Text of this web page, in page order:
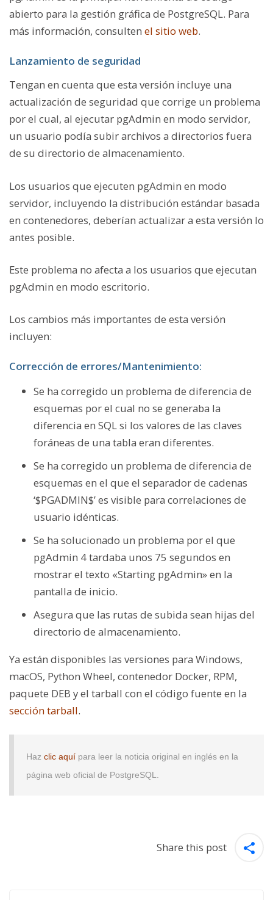
abierto para la gestión gráfica de PostgreSQL. Para
más información, consulten el sitio web.
Lanzamiento de seguridad
Tengan en cuenta que esta versión incluye una
actualización de seguridad que corrige un problema
por el cual, al ejecutar pgAdmin en modo servidor,
un usuario podía subir archivos a directorios fuera
de su directorio de almacenamiento.
Los usuarios que ejecuten pgAdmin en modo
servidor, incluyendo la distribución estándar basada
en contenedores, deberían actualizar a esta versión lo
antes posible.
Este problema no afecta a los usuarios que ejecutan
pgAdmin en modo escritorio.
Los cambios más importantes de esta versión
incluyen:
Corrección de errores/Mantenimiento:
Se ha corregido un problema de diferencia de
esquemas por el cual no se generaba la
diferencia en SQL si los valores de las claves
foráneas de una tabla eran diferentes.
Se ha corregido un problema de diferencia de
esquemas en el que el separador de cadenas
‘$PGADMIN$’ es visible para correlaciones de
usuario idénticas.
Se ha solucionado un problema por el que
pgAdmin 4 tardaba unos 75 segundos en
mostrar el texto «Starting pgAdmin» en la
pantalla de inicio.
Asegura que las rutas de subida sean hijas del
directorio de almacenamiento.
Ya están disponibles las versiones para Windows,
macOS, Python Wheel, contenedor Docker, RPM,
paquete DEB y el tarball con el código fuente en la
sección tarball.
Haz clic aquí para leer la noticia original en inglés en la
página web oficial de PostgreSQL.
Share this post